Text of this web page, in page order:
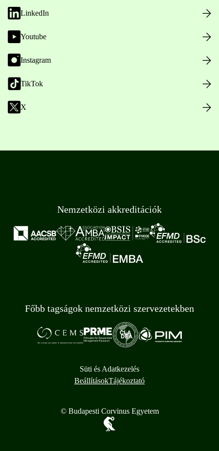
LinkedIn
Youtube
Instagram
TikTok
X
Nemzetközi akkreditációk
Főbb tagságok nemzetközi szervezetekben
Süti és Adatkezelés
BeállításokTájékoztató
© Budapesti Corvinus Egyetem